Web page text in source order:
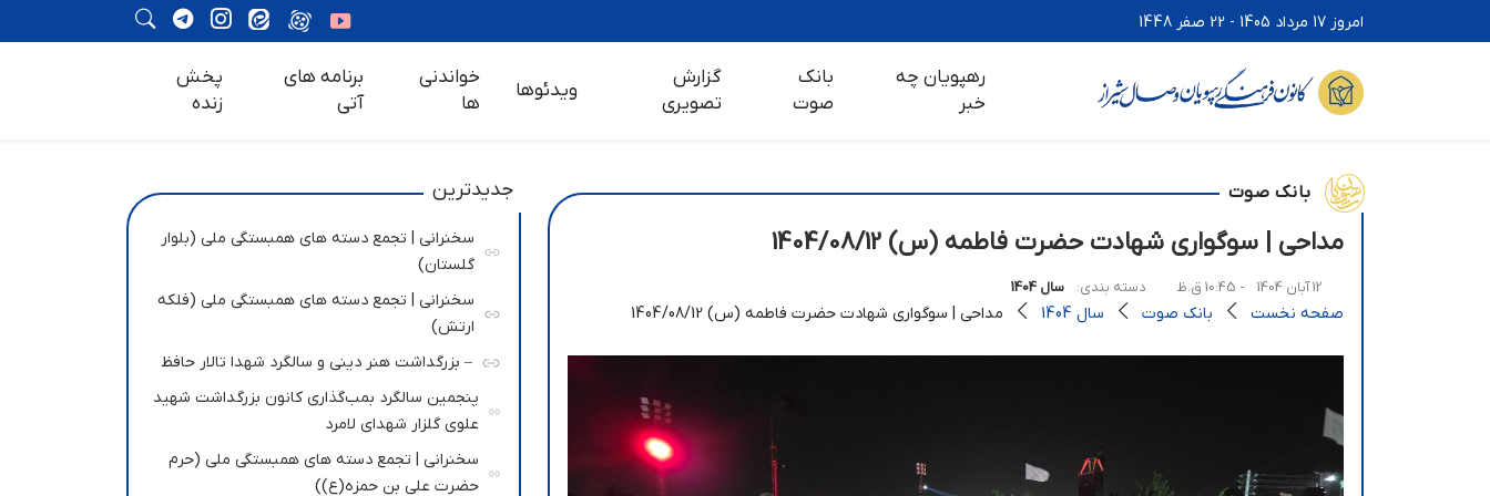
امروز 17 مرداد 1405 - 22 صفر 1448
رهپویان چه
خبر
بانک
صوت
گزارش
تصویری
ویدئوها
خواندنی
ها
برنامه های
آتی
پخش
زنده
بانک صوت
مداحی | سوگواری شهادت حضرت فاطمه (س) 1404/08/12
12 آبان 1404 - 10:45 ق.ظ دسته بندی: سال 1404
صفحه نخست بانک صوت سال 1404 مداحی | سوگواری شهادت حضرت فاطمه (س) 1404/08/12
جدیدترین
سخنرانی | تجمع دسته های همبستگی ملی (بلوار
گلستان)
سخنرانی | تجمع دسته های همبستگی ملی (فلکه
ارتش)
– بزرگداشت هنر دینی و سالگرد شهدا تالار حافظ
پنجمین سالگرد بمب‌گذاری کانون بزرگداشت شهید
علوی گلزار شهدای لامرد
سخنرانی | تجمع دسته های همبستگی ملی (حرم
حضرت علی بن حمزه(ع))